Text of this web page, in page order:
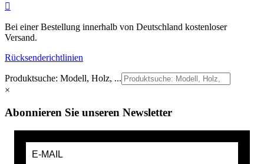

Bei einer Bestellung innerhalb von Deutschland kostenloser
Versand.
Rücksenderichtlinien
Produktsuche: Modell, Holz, ...
×
Abonnieren Sie unseren Newsletter